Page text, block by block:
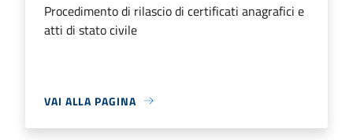
Procedimento di rilascio di certificati anagrafici e
atti di stato civile
VAI ALLA PAGINA